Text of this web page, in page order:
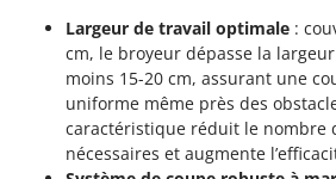
Largeur de travail optimale :
cm, le broyeur dépasse la
moins 15-20 cm, assurant une
uniforme même près des
caractéristique réduit le nombre
nécessaires et augmente